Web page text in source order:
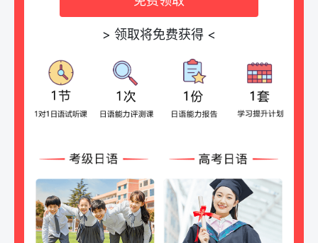
> 领取将免费获得 <